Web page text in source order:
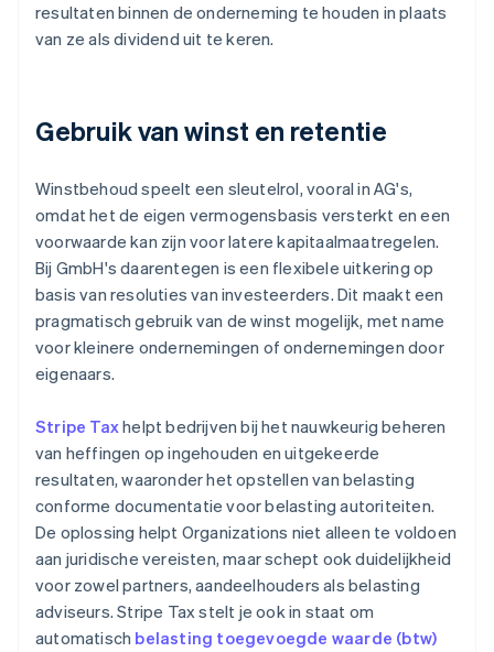
resultaten binnen de onderneming te houden in plaats
van ze als dividend uit te keren.
Gebruik van winst en retentie
Winstbehoud speelt een sleutelrol, vooral in AG's,
omdat het de eigen vermogensbasis versterkt en een
voorwaarde kan zijn voor latere kapitaalmaatregelen.
Bij GmbH's daarentegen is een flexibele uitkering op
basis van resoluties van investeerders. Dit maakt een
pragmatisch gebruik van de winst mogelijk, met name
voor kleinere ondernemingen of ondernemingen door
eigenaars.
Stripe Taxhelpt bedrijven bij het nauwkeurig beheren
van heffingen op ingehouden en uitgekeerde
resultaten, waaronder het opstellen van belasting
conforme documentatie voor belasting autoriteiten.
De oplossing helpt Organizations niet alleen te voldoen
aan juridische vereisten, maar schept ook duidelijkheid
voor zowel partners, aandeelhouders als belasting
adviseurs. Stripe Tax stelt je ook in staat om
automatisch belasting toegevoegde waarde (btw)